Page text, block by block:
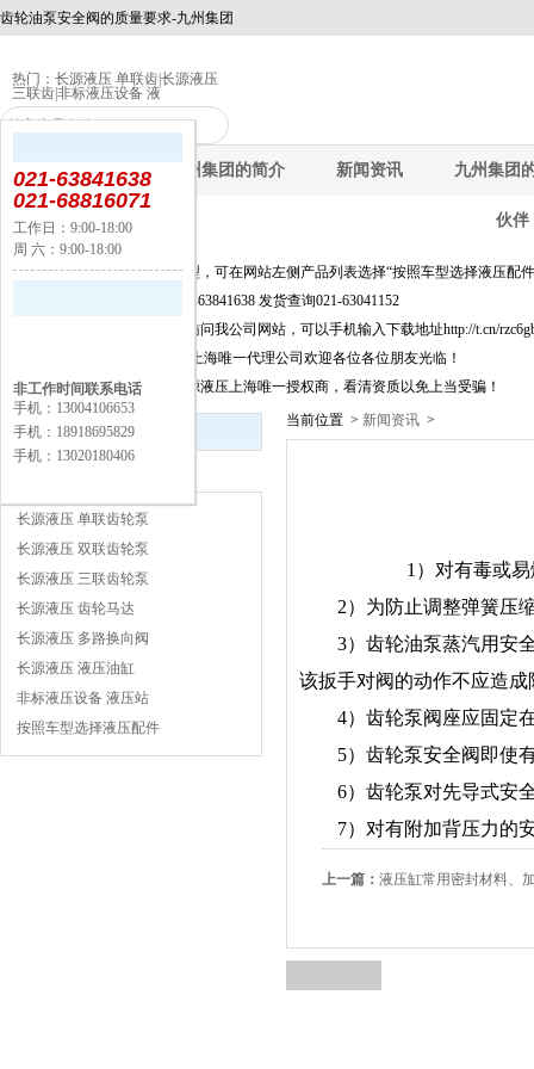
齿轮油泵安全阀的质量要求-九州集团
热门： 长源液压 单联齿长源液压
三联齿非标液压设备 液
九州集团 九州集团的简介 新闻资讯 九州集团
伙伴
公告：快速选择产品及新品选型，可在网站左侧产品列表选择“按照车型选择液压配
询价选型及信息咨询021-63841638 发货查询021-63041152
为方便移动端上网客户访问我公司网站，可以手机输入下载地址http://t.cn/
长源液压股份有限公司,上海唯一代理公司欢迎各位各位朋友光临！
上海闵丰工业器材是长源液压上海唯一授权商，看清资质以免上当受骗！
新闻资讯
长源液压 单联齿轮泵
长源液压 双联齿轮泵
长源液压 三联齿轮泵
长源液压 齿轮马达
长源液压 多路换向阀
长源液压 液压油缸
非标液压设备 液压站
按照车型选择液压配件
当前位置 > 新闻资讯 >
1）对有毒或
2）为防止调整弹簧压缩
3）齿轮油泵蒸汽用安全
该扳手对阀的动作不应造成
4）齿轮泵阀座应固定在
5）齿轮泵安全阀即使有
6）齿轮泵对先导式安全
7）对有附加背压力的安
上一篇：液压缸常用密封材料、
021-63841638
021-68816071
工作日：9:00-18:00
周 六：9:00-18:00
非工作时间联系电话
手机：13004106653
手机：18918695829
手机：13020180406